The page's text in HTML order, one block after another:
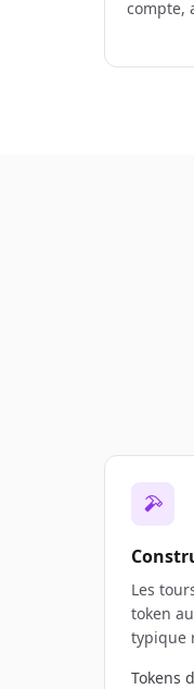
compte,
Les
token
typique
Tokens